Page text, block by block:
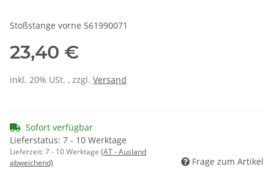
Stoßstange vorne 561990071
23,40 €
inkl. 20% USt. , zzgl. Versand
Sofort verfügbar
Lieferstatus: 7 - 10 Werktage
Lieferzeit:7 - 10 Werktage (AT - Ausland
abweichend)
Frage zum Artikel